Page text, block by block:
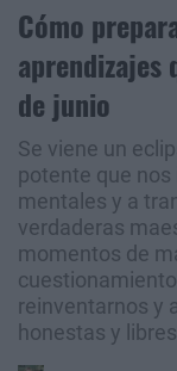
Cómo
aprendizajes
de junio
Se viene un
potente que
mentales y a
verdaderas
momentos de
reinventarnos y
honestas y